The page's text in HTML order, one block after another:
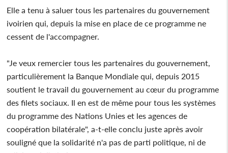
Elle a tenu à saluer tous les partenaires du gouvernement
ivoirien qui, depuis la mise en place de ce programme ne
cessent de l'accompagner.
"Je veux remercier tous les partenaires du gouvernement,
particulièrement la Banque Mondiale qui, depuis 2015
soutient le travail du gouvernement au cœur du programme
des filets sociaux. Il en est de même pour tous les systèmes
du programme des Nations Unies et les agences de
coopération bilatérale", a-t-elle conclu juste après avoir
souligné que la solidarité n'a pas de parti politique, ni de